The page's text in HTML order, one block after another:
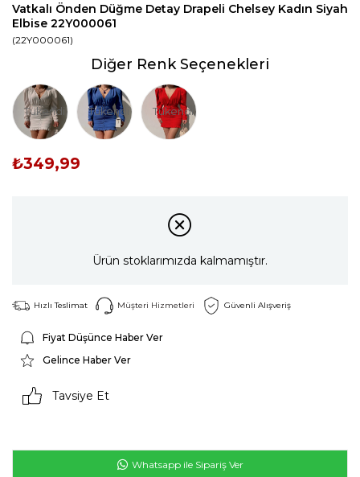
Vatkalı Önden Düğme Detay Drapeli Chelsey Kadın Siyah
Elbise 22Y000061
(22Y000061)
Diğer Renk Seçenekleri
Tükendi Tükendi Tükendi
₺349,99
Ürün stoklarımızda kalmamıştır.
Hızlı Teslimat Müşteri Hizmetleri Güvenli Alışveriş
Fiyat Düşünce Haber Ver
Gelince Haber Ver
Tavsiye Et
Whatsapp ile Sipariş Ver